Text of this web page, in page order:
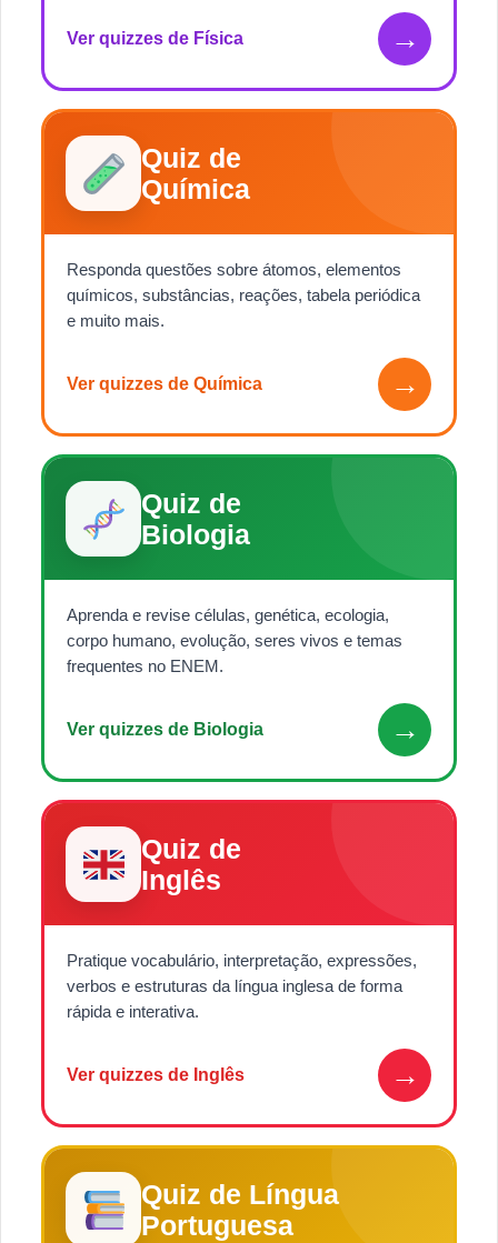
Ver quizzes de Física →
Quiz de
Química
Responda questões sobre átomos, elementos
químicos, substâncias, reações, tabela periódica
e muito mais.
Ver quizzes de Química →
Quiz de
Biologia
Aprenda e revise células, genética, ecologia,
corpo humano, evolução, seres vivos e temas
frequentes no ENEM.
Ver quizzes de Biologia →
Quiz de
Inglês
Pratique vocabulário, interpretação, expressões,
verbos e estruturas da língua inglesa de forma
rápida e interativa.
Ver quizzes de Inglês →
Quiz de Língua
Portuguesa